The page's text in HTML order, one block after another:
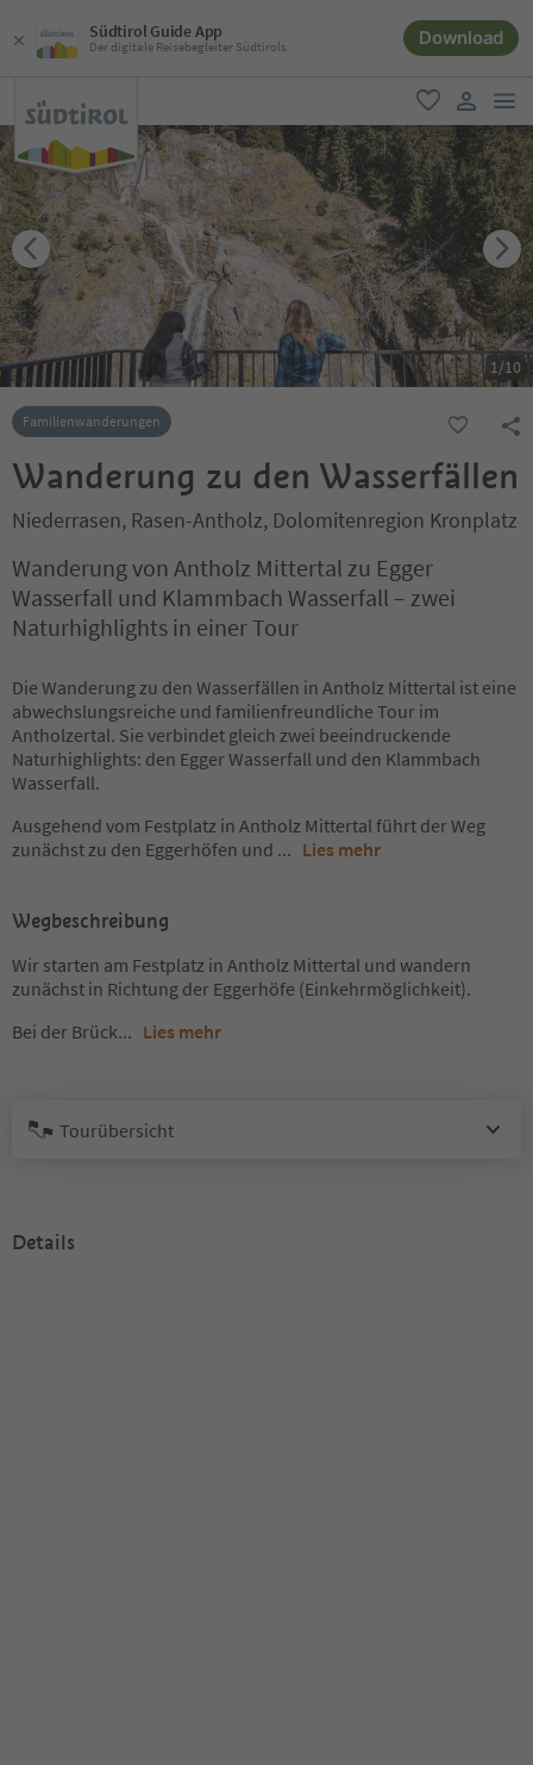
Südtirol Guide App
Der digitale Reisebegleiter Südtirols Download
favorit
user link
1/10
Familienwanderungen
Wanderung zu den Wasserfällen
Niederrasen, Rasen-Antholz, Dolomitenregion Kronplatz
Wanderung von Antholz Mittertal zu Egger
Wasserfall und Klammbach Wasserfall – zwei
Naturhighlights in einer Tour
Die Wanderung zu den Wasserfällen in Antholz Mittertal ist eine
abwechslungsreiche und familienfreundliche Tour im
Antholzertal. Sie verbindet gleich zwei beeindruckende
Naturhighlights: den Egger Wasserfall und den Klammbach
Wasserfall.
Ausgehend vom Festplatz in Antholz Mittertal führt der Weg
zunächst zu den Eggerhöfen und ... Lies mehr
Wegbeschreibung
Wir starten am Festplatz in Antholz Mittertal und wandern
zunächst in Richtung der Eggerhöfe (Einkehrmöglichkeit).
Bei der Brück... Lies mehr
Tourübersicht
Details